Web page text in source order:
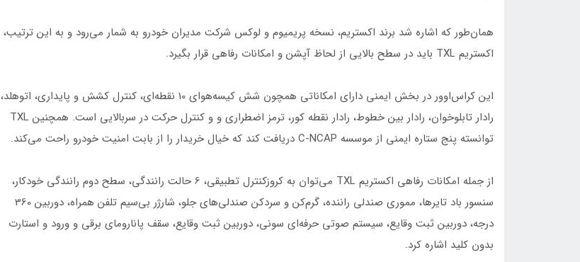
همان‌طور که اشاره شد برند اکستریم، نسخه پریمیوم و لوکس شرکت مدیران خودرو به شمار می‌رود و به این ترتیب،
اکستریم TXL باید در سطح بالایی از لحاظ آپشن و امکانات رفاهی قرار بگیرد.
این کراس‌اوور در بخش ایمنی دارای امکاناتی همچون شش کیسه‌هوای 10 نقطه‌ای، کنترل کشش و پایداری، اتوهلد،
رادار تابلوخوان، رادار بین خطوط، رادار نقطه کور، ترمز اضطراری و و کنترل حرکت در سربالایی است. همچنین TXL
توانسته پنج ستاره ایمنی از موسسه C-NCAP دریافت کند که خیال خریدار را از بابت امنیت خودرو راحت می‌کند.
از جمله امکانات رفاهی اکستریم TXL می‌توان به کروزکنترل تطبیقی، 6 حالت رانندگی، سطح دوم رانندگی خودکار،
سنسور باد تایرها، مموری صندلی راننده، گرم‌کن و سردکن صندلی‌های جلو، شارژر بی‌سیم تلفن همراه، دوربین 360
درجه، دوربین ثبت وقایع، سیستم صوتی حرفه‌ای سونی، دوربین ثبت وقایع، سقف پانارومای برقی و ورود و استارت
بدون کلید اشاره کرد.